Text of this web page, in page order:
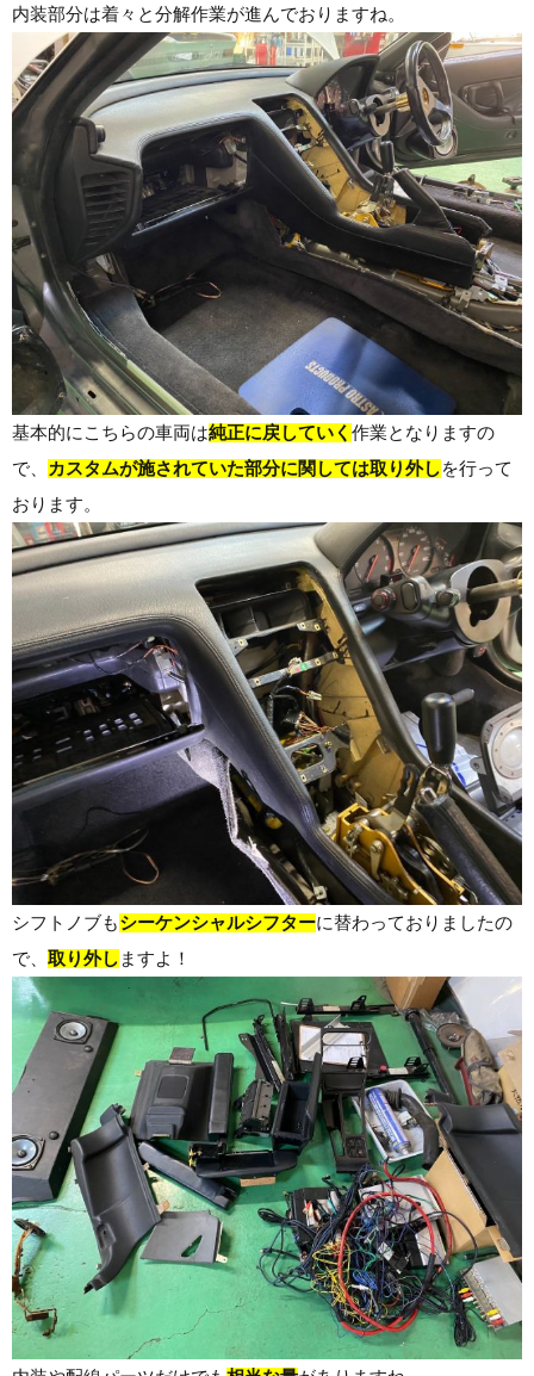
内装部分は着々と分解作業が進んでおりますね。
基本的にこちらの車両は純正に戻していく 作業となりますの
で、
カスタムが施されていた部分に関しては取り外しを行って
おります。
シフトノブもシーケンシャルシフターに替わっておりましたの
で、 取り外し ますよ！